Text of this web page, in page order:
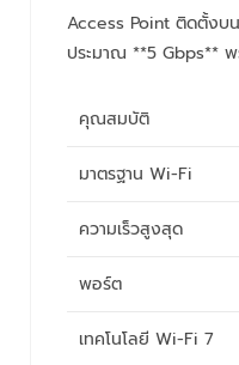
Access Point ติดตั้งบ
ประมาณ **5 Gbps**
คุณสมบัติ
มาตรฐาน Wi-Fi
ความเร็วสูงสุด
พอร์ต
เทคโนโลยี Wi-Fi 7